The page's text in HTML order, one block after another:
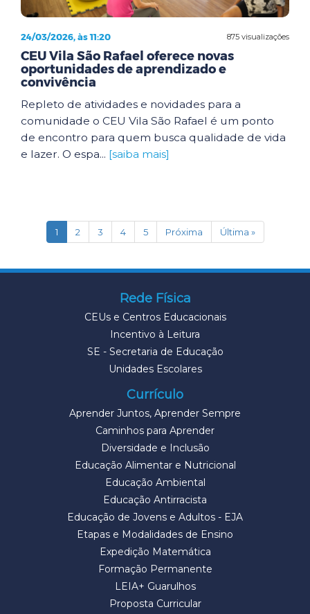
875 visualizações
24/03/2026, às 11:20
CEU Vila São Rafael oferece novas
oportunidades de aprendizado e
convivência
Repleto de atividades e novidades para a
comunidade o CEU Vila São Rafael é um ponto
de encontro para quem busca qualidade de vida
e lazer. O espa... [saiba mais]
1(current)
2 3 4 5 Próxima Última »
Rede Física
CEUs e Centros Educacionais
Incentivo à Leitura
SE - Secretaria de Educação
Unidades Escolares
Currículo
Aprender Juntos, Aprender Sempre
Caminhos para Aprender
Diversidade e Inclusão
Educação Alimentar e Nutricional
Educação Ambiental
Educação Antirracista
Educação de Jovens e Adultos - EJA
Etapas e Modalidades de Ensino
Expedição Matemática
Formação Permanente
LEIA+ Guarulhos
Proposta Curricular